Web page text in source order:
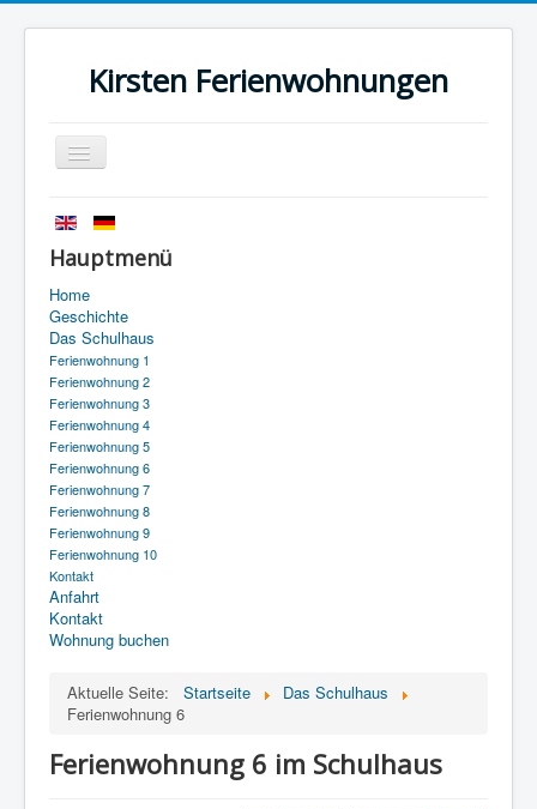
Kirsten Ferienwohnungen
Navigation
an/aus
Startseite
Geschichte
Das Schulhaus
Anfahrt
Kontakt
Impressum
Datenschutz
Hauptmenü
Home
Geschichte
Das Schulhaus
Ferienwohnung 1
Ferienwohnung 2
Ferienwohnung 3
Ferienwohnung 4
Ferienwohnung 5
Ferienwohnung 6
Ferienwohnung 7
Ferienwohnung 8
Ferienwohnung 9
Ferienwohnung 10
Kontakt
Anfahrt
Kontakt
Wohnung buchen
Aktuelle Seite: Startseite
Das Schulhaus
Ferienwohnung 6
Ferienwohnung 6 im Schulhaus